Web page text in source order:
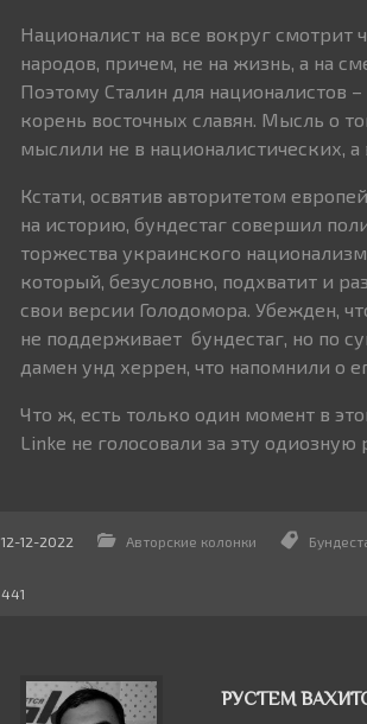
Националист на все вокруг смотрит
народов, причем, не на жизнь, а на
Поэтому Сталин для националистов
корень восточных славян. Мысль о
мыслили не в националистических,
Кстати, освятив авторитетом
на историю, бундестаг совершил
торжества украинского
который, безусловно, подхватит и
свои версии Голодомора. Убежден,
не поддерживает бундестаг, но по
дамен унд херрен, что напомнили о
Что ж, есть только один момент в
Linke не голосовали за эту
12-12-2022 Авторские колонки
441
РУСТЕМ